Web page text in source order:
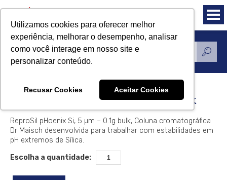
Utilizamos cookies para oferecer melhor
experiência, melhorar o desempenho, analisar
como você interage em nosso site e
personalizar conteúdo.
Recusar Cookies Aceitar Cookies
Produtos
ReproSil pHoenix Si, 5 µm – 0.1g bulk
ReproSil pHoenix Si, 5 µm – 0.1g bulk, Coluna cromatográfica
Dr Maisch desenvolvida para trabalhar com estabilidades em
pH extremos de Sílica.
Escolha a quantidade: